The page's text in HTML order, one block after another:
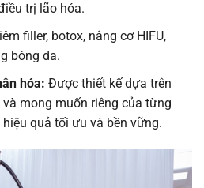
trị lão hóa.
filler, botox, nâng cơ HIFU,
bóng da.
hóa: Được thiết kế dựa trên
mong muốn riêng của từng
quả tối ưu và bền vững.